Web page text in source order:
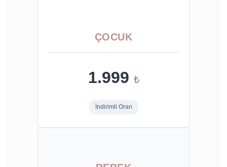
ÇOCUK
1.999 ₺
İndirimli Oran